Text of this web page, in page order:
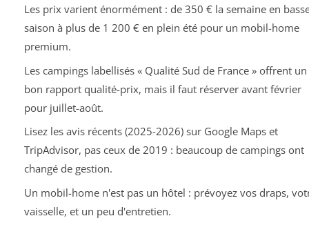
Les prix varient énormément : de 350 € la semaine en
saison à plus de 1 200 € en plein été pour un mobil-home
premium.
Les campings labellisés « Qualité Sud de France » offrent un
bon rapport qualité-prix, mais il faut réserver avant février
pour juillet-août.
Lisez les avis récents (2025-2026) sur Google Maps et
TripAdvisor, pas ceux de 2019 : beaucoup de campings ont
changé de gestion.
Un mobil-home n'est pas un hôtel : prévoyez vos draps,
vaisselle, et un peu d'entretien.